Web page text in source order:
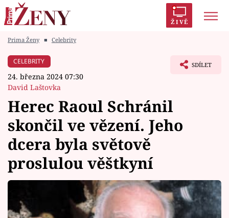
ŽIVĚ
Módní alarm
Témata
Celebrity
Vztahy
Seriály
Prima Ženy ■ Celebrity
CELEBRITY
24. března 2024 07:30
David Laštovka
SDÍLET
Herec Raoul Schránil
skončil ve vězení. Jeho
dcera byla světově
proslulou věštkyní